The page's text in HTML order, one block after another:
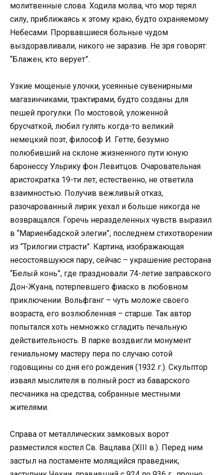
молитвенные слова. Ходила молва, что мор терял
силу, приближаясь к этому краю, будто охраняемому
Небесами. Прорвавшиеся больные чудом
выздоравливали, никого не заразив. Не зря говорят:
“Блажен, кто верует”.
Узкие мощеные улочки, усеянные сувенирными
магазинчиками, трактирами, будто созданы для
пешей прогулки. По мостовой, уложенной
брусчаткой, любил гулять когда-то великий
немецкий поэт, философ И. Гетте, безумно
полюбивший на склоне жизненного пути юную
баронессу Ульрику фон Левитцов. Очаровательная
аристократка 19-ти лет, естественно, не ответила
взаимностью. Получив вежливый отказ,
разочарованный лирик уехал и больше никогда не
возвращался. Горечь неразделенных чувств выразил
в “Мариенбадской элегии”, последнем стихотворении
из “Трилогии страсти”. Картина, изображающая
несостоявшуюся пару, сейчас – украшение ресторана
“Белый конь”, где праздновали 74-летие заправского
Дон-Жуана, потерпевшего фиаско в любовном
приключении. Вольфганг – чуть моложе своего
возраста, его возлюбленная – старше. Так автор
попытался хоть немножко сгладить печальную
действительность. В парке воздвигли монумент
гениальному мастеру пера по случаю сотой
годовщины со дня его рождения (1932 г.). Скульптор
изваял мыслителя в полный рост из баварского
песчаника на средства, собранные местными
жителями.
Справа от металлических замковых ворот
разместился костел Св. Вацлава (XIII в.). Перед ним
застыл на постаменте молящийся праведник,